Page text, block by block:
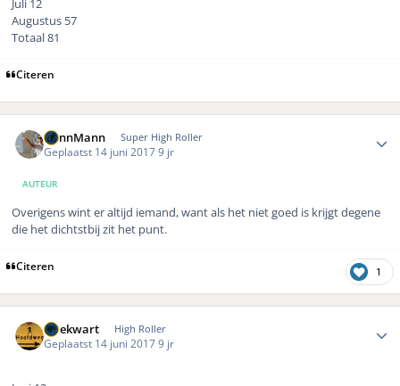
Juli 12
Augustus 57
Totaal 81
Citeren
DennMann Super High Roller
Geplaatst 14 juni 20179 jr
AUTEUR
Overigens wint er altijd iemand, want als het niet goed is krijgt degene
die het dichtstbij zit het punt.
Citeren 1
driekwart High Roller
Geplaatst 14 juni 20179 jr